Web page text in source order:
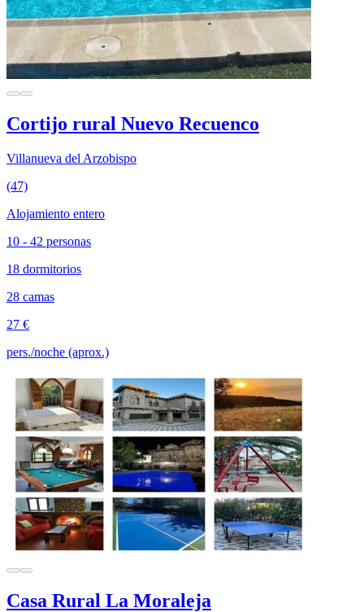
Cortijo rural Nuevo Recuenco
Villanueva del Arzobispo
(47)
Alojamiento entero
10 - 42 personas
18 dormitorios
28 camas
27 €
pers./noche (aprox.)
Casa Rural La Moraleja